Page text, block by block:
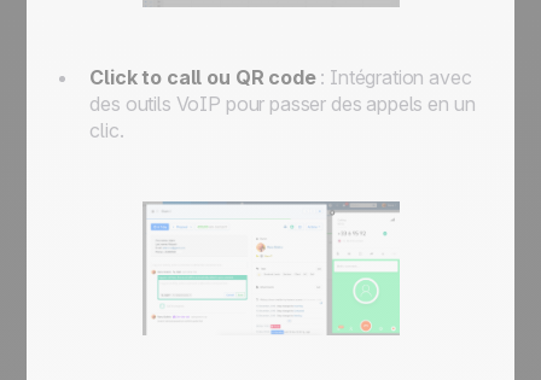
Click to call ou QR code: Intégration avec
des outils VoIP pour passer des appels en un
clic.